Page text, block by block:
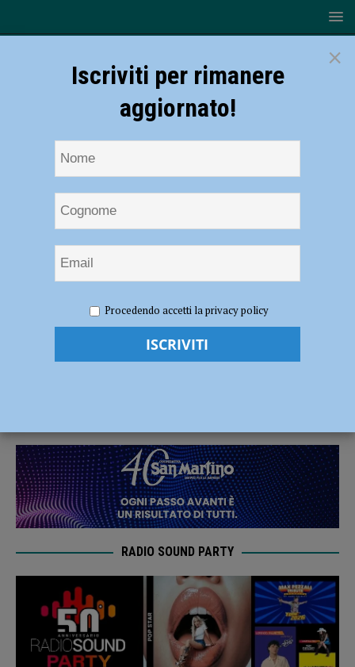
un appartamento di Fiorenzuola, danni ingenti
Fiamme in un appartamento di
RADIO SOUND PARTY
×
Iscriviti per rimanere
aggiornato!
Procedendo accetti la privacy policy